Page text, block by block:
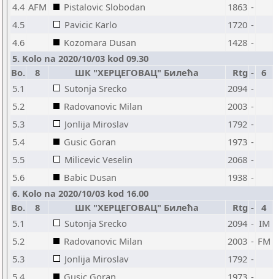
4.4 AFM Pistalovic Slobodan 1863 -
4.5
Pavicic Karlo 1720 -
4.6
Kozomara Dusan 1428 -
5. Kolo na 2020/10/03 kod 09.30
Bo.
8 ШК "ХЕРЦЕГОВАЦ" Билећа Rtg - 6
5.1
Sutonja Srecko 2094 -
5.2
Radovanovic Milan 2003 -
5.3
Jonlija Miroslav 1792 -
5.4
Gusic Goran 1973 -
5.5
Milicevic Veselin 2068 -
5.6
Babic Dusan 1938 -
6. Kolo na 2020/10/03 kod 16.00
Bo.
8 ШК "ХЕРЦЕГОВАЦ" Билећа Rtg - 4
5.1
Sutonja Srecko 2094 - IM
5.2
Radovanovic Milan 2003 - FM
5.3
Jonlija Miroslav 1792 -
5.4
Gusic Goran 1973 -